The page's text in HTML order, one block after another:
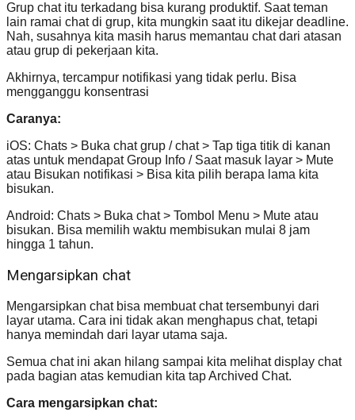
Grup chat itu terkadang bisa kurang produktif. Saat teman
lain ramai chat di grup, kita mungkin saat itu dikejar deadline.
Nah, susahnya kita masih harus memantau chat dari atasan
atau grup di pekerjaan kita.
Akhirnya, tercampur notifikasi yang tidak perlu. Bisa
mengganggu konsentrasi
Caranya:
iOS: Chats > Buka chat grup / chat > Tap tiga titik di kanan
atas untuk mendapat Group Info / Saat masuk layar > Mute
atau Bisukan notifikasi > Bisa kita pilih berapa lama kita
bisukan.
Android: Chats > Buka chat > Tombol Menu > Mute atau
bisukan. Bisa memilih waktu membisukan mulai 8 jam
hingga 1 tahun.
Mengarsipkan chat
Mengarsipkan chat bisa membuat chat tersembunyi dari
layar utama. Cara ini tidak akan menghapus chat, tetapi
hanya memindah dari layar utama saja.
Semua chat ini akan hilang sampai kita melihat display chat
pada bagian atas kemudian kita tap Archived Chat.
Cara mengarsipkan chat: